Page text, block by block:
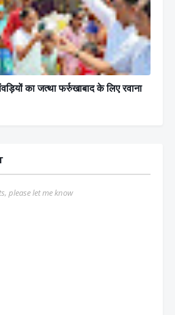
का जत्था फर्रुखाबाद के लिए रवाना
please let me know